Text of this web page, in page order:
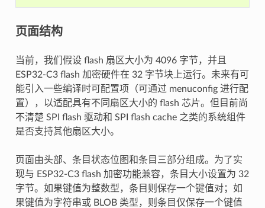
页面结构
当前，我们假设 flash 扇区大小为 4096 字节，并且
ESP32-C3 flash 加密硬件在 32 字节块上运行。未来有可
能引入一些编译时可配置项（可通过 menuconfig 进行配
置），以适配具有不同扇区大小的 flash 芯片。但目前尚
不清楚 SPI flash 驱动和 SPI flash cache 之类的系统组件
是否支持其他扇区大小。
页面由头部、条目状态位图和条目三部分组成。为了实
现与 ESP32-C3 flash 加密功能兼容，条目大小设置为 32
字节。如果键值为整数型，条目则保存一个键值对；如
果键值为字符串或 BLOB 类型，则条目仅保存一个键值